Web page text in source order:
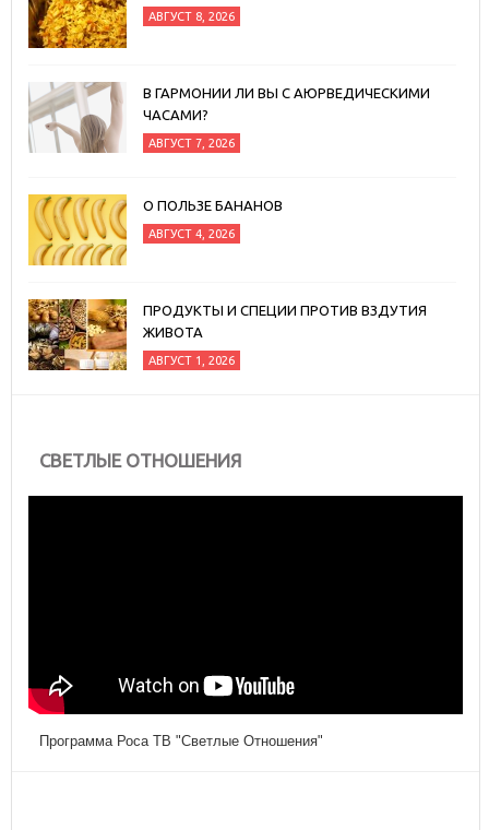
АВГУСТ 8, 2026
В ГАРМОНИИ ЛИ ВЫ С АЮРВЕДИЧЕСКИМИ
ЧАСАМИ?
АВГУСТ 7, 2026
О ПОЛЬЗЕ БАНАНОВ
АВГУСТ 4, 2026
ПРОДУКТЫ И СПЕЦИИ ПРОТИВ ВЗДУТИЯ
ЖИВОТА
АВГУСТ 1, 2026
СВЕТЛЫЕ ОТНОШЕНИЯ
Программа Роса ТВ "Светлые Отношения"